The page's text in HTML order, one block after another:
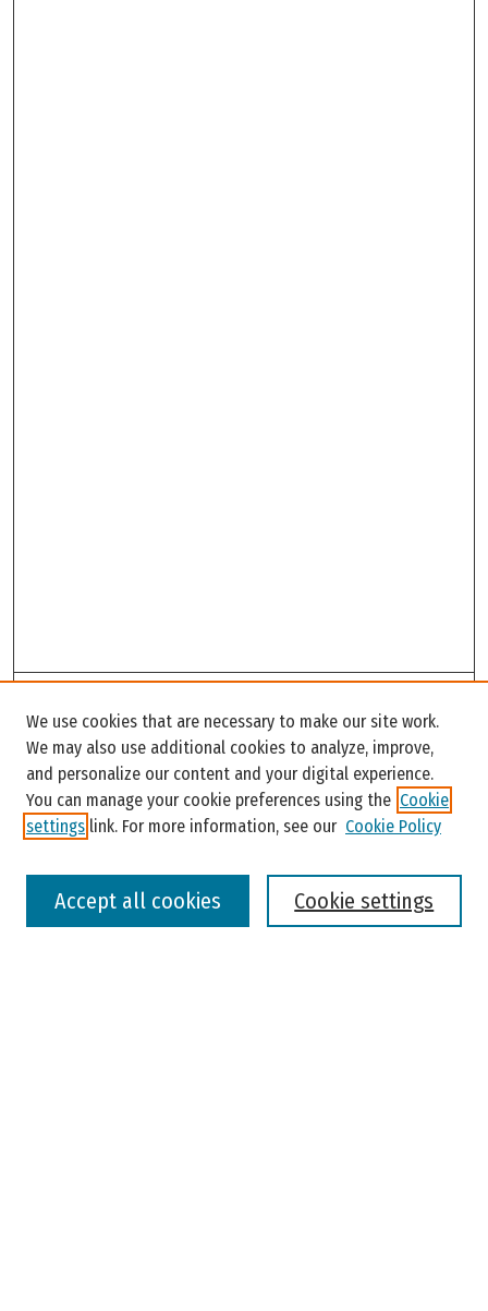
Enter search terms:
We use cookies that are necessary to make our site work.
We may also use additional cookies to analyze, improve,
and personalize our content and your digital experience.
You can manage your cookie preferences using the Cookie
settings link. For more information, see our Cookie Policy
Cookie settings
Accept all cookies